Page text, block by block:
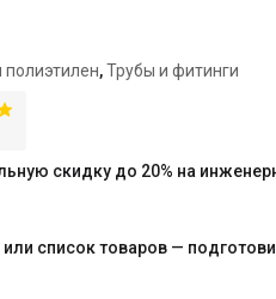
,Трубы и фитинги
скидку до 20% на
или список товаров —